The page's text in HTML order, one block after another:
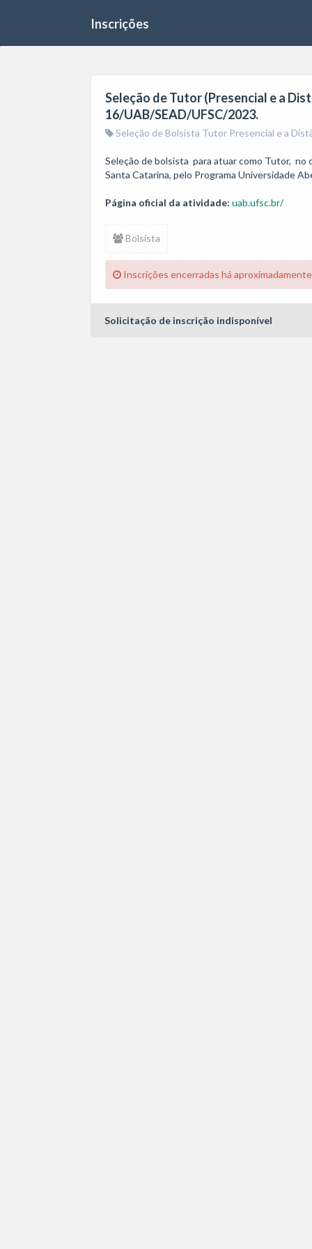
Inscrições
Seleção de Tutor (Presencial e a
16/UAB/SEAD/UFSC/2023.
Seleção de Bolsista Tutor Presencial e a
Seleção de bolsista  para atuar como Tutor,
Santa Catarina, pelo Programa Universidade
Página oficial da atividade: uab.ufsc.br/
Bolsista
Inscrições encerradas há
Solicitação de inscrição indisponível